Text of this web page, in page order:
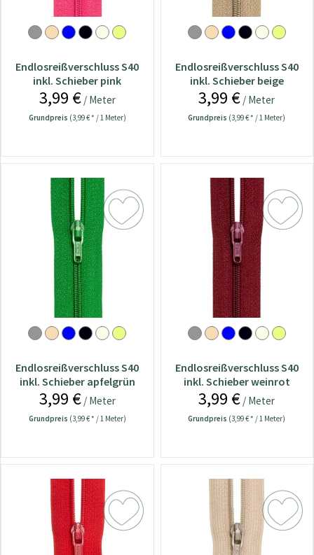
Endlosreißverschluss S40
inkl. Schieber pink
3,99 €/ Meter
Grundpreis (3,99 € * / 1 Meter)
Endlosreißverschluss S40
inkl. Schieber beige
3,99 € / Meter
Grundpreis (3,99 € * / 1 Meter)
Endlosreißverschluss S40
inkl. Schieber apfelgrün
3,99 €/ Meter
Grundpreis (3,99 € * / 1 Meter)
Endlosreißverschluss S40
inkl. Schieber weinrot
3,99 € / Meter
Grundpreis (3,99 € * / 1 Meter)